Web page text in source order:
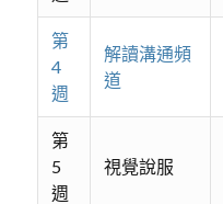
第
4
週
解讀溝通頻
道
第
5
週
視覺說服